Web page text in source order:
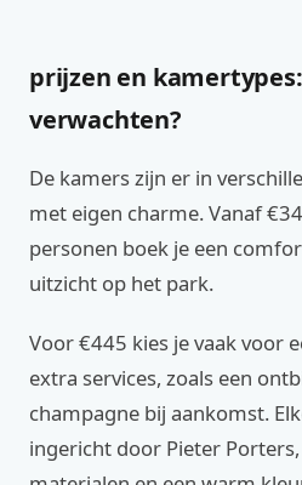
prijzen en
verwachten?
De kamers zijn er in
met eigen charme. Vanaf
personen boek je een
uitzicht op het park.
Voor €445 kies je vaak voor
extra services, zoals een
champagne bij aankomst.
ingericht door Pieter